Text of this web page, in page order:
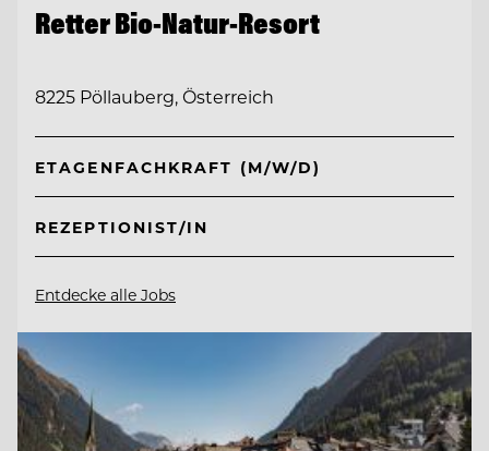
Retter Bio-Natur-Resort
8225 Pöllauberg, Österreich
ETAGENFACHKRAFT (M/W/D)
REZEPTIONIST/IN
Entdecke alle Jobs